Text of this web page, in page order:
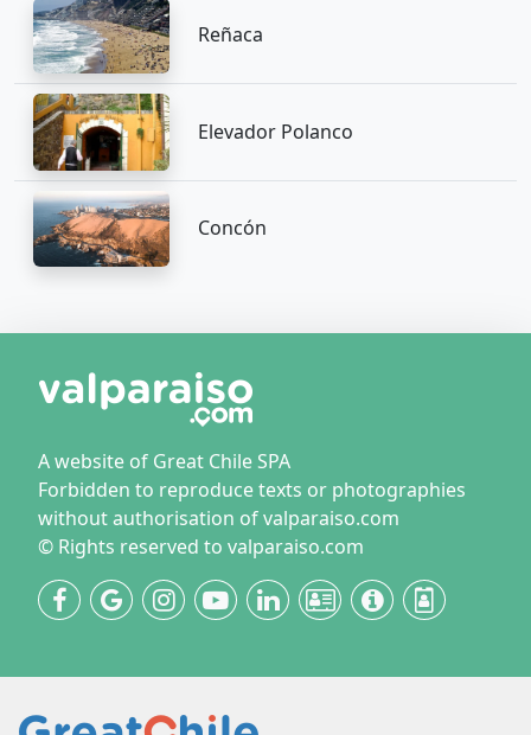
Reñaca
Elevador Polanco
Concón
A website of Great Chile SPA
Forbidden to reproduce texts or photographies
without authorisation of valparaiso.com
© Rights reserved to valparaiso.com